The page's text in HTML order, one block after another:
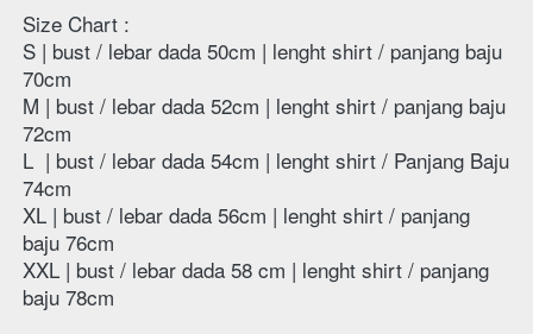
Size Chart :
S | bust / lebar dada 50cm | lenght shirt / panjang baju
70cm
M | bust / lebar dada 52cm | lenght shirt / panjang baju
72cm
L  | bust / lebar dada 54cm | lenght shirt / Panjang Baju
74cm
XL | bust / lebar dada 56cm | lenght shirt / panjang
baju 76cm
XXL | bust / lebar dada 58 cm | lenght shirt / panjang
baju 78cm